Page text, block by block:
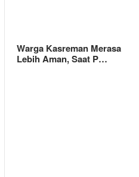
Warga Kasreman Merasa
Lebih Aman, Saat P…